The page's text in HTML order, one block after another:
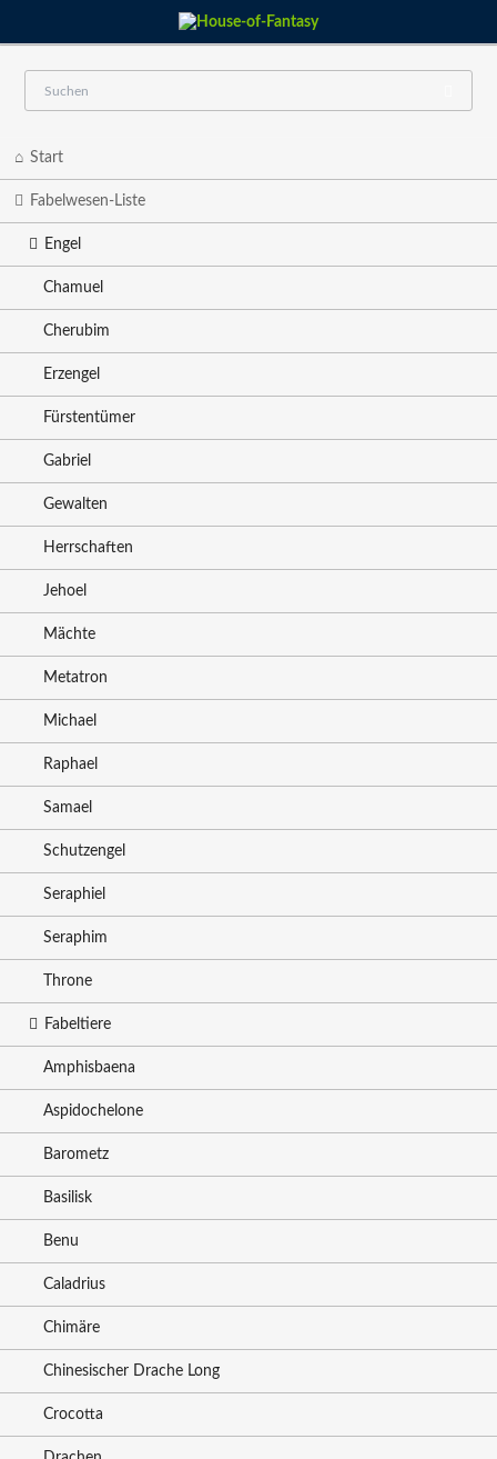
Start
Fabelwesen-Liste
Engel
Chamuel
Cherubim
Erzengel
Fürstentümer
Gabriel
Gewalten
Herrschaften
Jehoel
Mächte
Metatron
Michael
Raphael
Samael
Schutzengel
Seraphiel
Seraphim
Throne
Fabeltiere
Amphisbaena
Aspidochelone
Barometz
Basilisk
Benu
Caladrius
Chimäre
Chinesischer Drache Long
Crocotta